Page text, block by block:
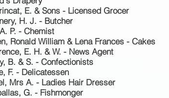
E. & Sons - Licensed Grocer
H. J. - Butcher
P. - Chemist
Ronald William & Lena Frances - Cakes
E. H. & W. - News Agent
B. & S. - Confectionists
F. - Delicatessen
Mrs A. - Ladies Hair Dresser
G. - Fishmonger